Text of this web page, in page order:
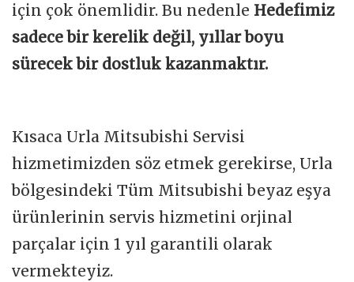
için çok önemlidir. Bu nedenle Hedefimiz
sadece bir kerelik değil, yıllar boyu
sürecek bir dostluk kazanmaktır.
Kısaca Urla Mitsubishi Servisi
hizmetimizden söz etmek gerekirse, Urla
bölgesindeki Tüm Mitsubishi beyaz eşya
ürünlerinin servis hizmetini orjinal
parçalar için 1 yıl garantili olarak
vermekteyiz.